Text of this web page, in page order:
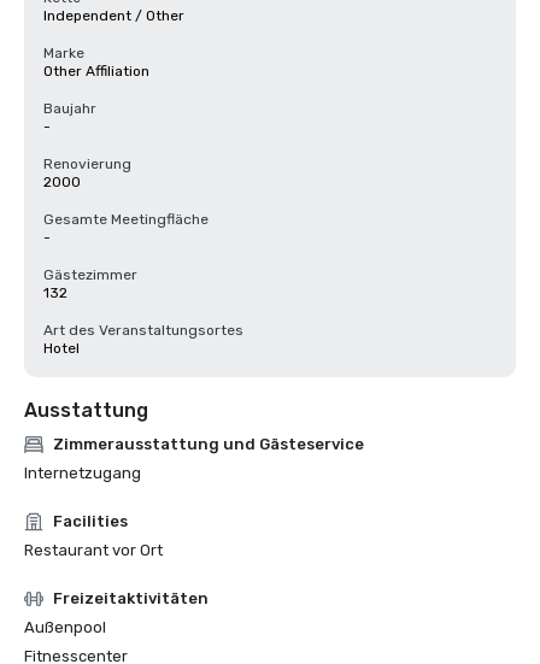
Independent / Other
Marke
Other Affiliation
Baujahr
-
Renovierung
2000
Gesamte Meetingfläche
-
Gästezimmer
132
Art des Veranstaltungsortes
Hotel
Ausstattung
Zimmerausstattung und Gästeservice
Internetzugang
Facilities
Restaurant vor Ort
Freizeitaktivitäten
Außenpool
Fitnesscenter